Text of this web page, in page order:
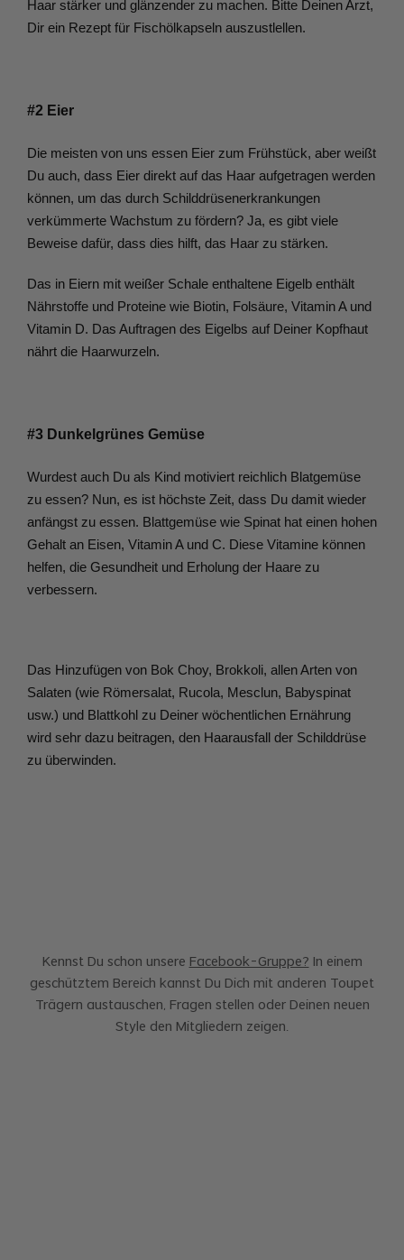
Haar stärker und glänzender zu machen. Bitte Deinen Arzt,
Dir ein Rezept für Fischölkapseln auszustlellen.
#2 Eier
Die meisten von uns essen Eier zum Frühstück, aber weißt
Du auch, dass Eier direkt auf das Haar aufgetragen werden
können, um das durch Schilddrüsenerkrankungen
verkümmerte Wachstum zu fördern? Ja, es gibt viele
Beweise dafür, dass dies hilft, das Haar zu stärken.
Das in Eiern mit weißer Schale enthaltene Eigelb enthält
Nährstoffe und Proteine wie Biotin, Folsäure, Vitamin A und
Vitamin D. Das Auftragen des Eigelbs auf Deiner Kopfhaut
nährt die Haarwurzeln.
#3 Dunkelgrünes Gemüse
Wurdest auch Du als Kind motiviert reichlich Blatgemüse
zu essen? Nun, es ist höchste Zeit, dass Du damit wieder
anfängst zu essen. Blattgemüse wie Spinat hat einen hohen
Gehalt an Eisen, Vitamin A und C. Diese Vitamine können
helfen, die Gesundheit und Erholung der Haare zu
verbessern.
Das Hinzufügen von Bok Choy, Brokkoli, allen Arten von
Salaten (wie Römersalat, Rucola, Mesclun, Babyspinat
usw.) und Blattkohl zu Deiner wöchentlichen Ernährung
wird sehr dazu beitragen, den Haarausfall der Schilddrüse
zu überwinden.
Kennst Du schon unsere Facebook-Gruppe? In einem
geschütztem Bereich kannst Du Dich mit anderen Toupet
Trägern austauschen, Fragen stellen oder Deinen neuen
Style den Mitgliedern zeigen.